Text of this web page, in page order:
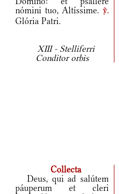
nómini tuo, Altíssime. v.
Glória Patri.
XIII - Stelliferri
Conditor orbis
Collecta
Deus, qui ad salútem
páuperum et cleri